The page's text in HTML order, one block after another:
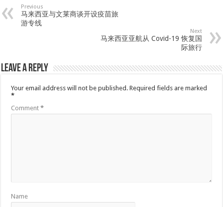
Previous
马来西亚与文莱商谈开设疫苗旅
游专线
Next
马来西亚亚航从 Covid-19 恢复国
际旅行
Leave a Reply
Your email address will not be published. Required fields are marked
*
Comment*
Name